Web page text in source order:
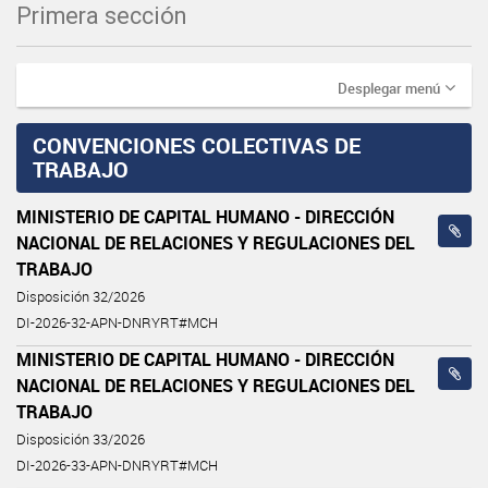
Primera sección
Desplegar menú
CONVENCIONES COLECTIVAS DE
TRABAJO
MINISTERIO DE CAPITAL HUMANO - DIRECCIÓN
NACIONAL DE RELACIONES Y REGULACIONES DEL
TRABAJO
Disposición 32/2026
DI-2026-32-APN-DNRYRT#MCH
MINISTERIO DE CAPITAL HUMANO - DIRECCIÓN
NACIONAL DE RELACIONES Y REGULACIONES DEL
TRABAJO
Disposición 33/2026
DI-2026-33-APN-DNRYRT#MCH